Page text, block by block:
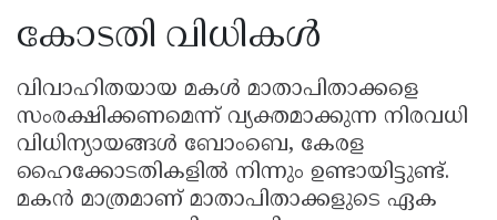
കോടതി വിധികൾ
വിവാഹിതയായ മകൾ മാതാപിതാക്കളെ
സംരക്ഷിക്കണമെന്ന് വ്യക്തമാക്കുന്ന നിരവധി
വിധിന്യായങ്ങൾ ബോംബെ, കേരള
ഹൈക്കോടതികളിൽ നിന്നും ഉണ്ടായിട്ടുണ്ട്.
മകൻ മാത്രമാണ് മാതാപിതാക്കളുടെ ഏക